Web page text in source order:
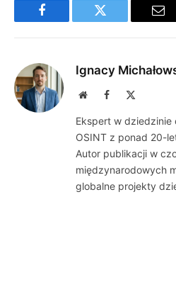
Facebook Twitter
Ignacy
WebsiteFacebook
Ekspert w dziedzinie
OSINT z ponad 20-
Autor publikacji w
międzynarodowych
globalne projekty